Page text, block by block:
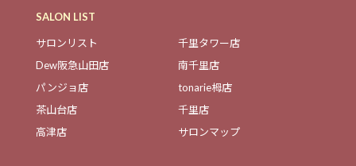
SALON LIST
サロンリスト
千里タワー店
Dew阪急山田店
南千里店
パンジョ店
tonarie栂店
茶山台店
千里店
高津店
サロンマップ